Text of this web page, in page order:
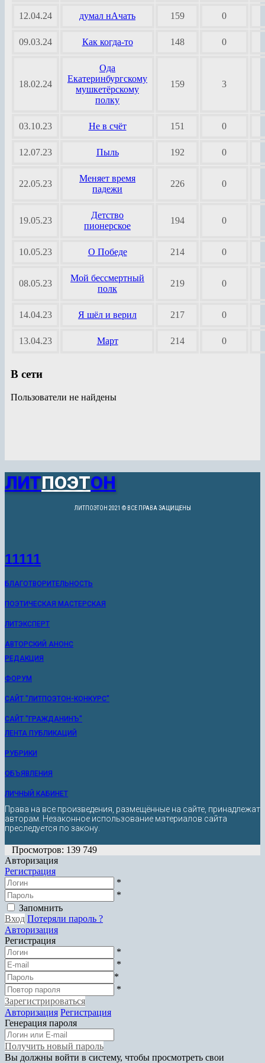
12.04.24 думал нАчать 159 0
09.03.24 Как когда-то 148 0
18.02.24
Ода
Екатеринбургскому
мушкетёрскому
полку
159 3
03.10.23 Не в счёт 151 0
12.07.23 Пыль 192 0
22.05.23
Меняет время
падежи
226 0
19.05.23
Детство
пионерское
194 0
10.05.23 О Победе 214 0
08.05.23
Мой бессмертный
полк
219 0
14.04.23 Я шёл и верил 217 0
13.04.23 Март 214 0
В сети
Пользователи не найдены
ЛИТПОЭТОН
ЛИТПОЭТОН 2021 © ВСЕ ПРАВА ЗАЩИЩЕНЫ
11111
БЛАГОТВОРИТЕЛЬНОСТЬ
ПОЭТИЧЕСКАЯ МАСТЕРСКАЯ
ЛИТЭКСПЕРТ
АВТОРСКИЙ АНОНС
РЕДАКЦИЯ
ФОРУМ
САЙТ "ЛИТПОЭТОН-КОНКУРС"
САЙТ "ГРАЖДАНИНЪ"
ЛЕНТА ПУБЛИКАЦИЙ
РУБРИКИ
ОБЪЯВЛЕНИЯ
ЛИЧНЫЙ КАБИНЕТ
Права на все произведения, размещённые на сайте, принадлежат
авторам. Незаконное использование материалов сайта
преследуется по закону.
Просмотров: 139 749
Авторизация
Регистрация
*
*
Запомнить
Вход Потеряли пароль ?
Авторизация
Регистрация
*
*
*
*
Зарегистрироваться
Авторизация Регистрация
Генерация пароля
Получить новый пароль
Вы должны войти в систему, чтобы просмотреть свои